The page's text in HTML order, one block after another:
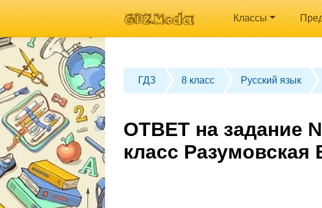
Классы
ГДЗ 8 класс Русский язык
ОТВЕТ на задание
класс Разумовская